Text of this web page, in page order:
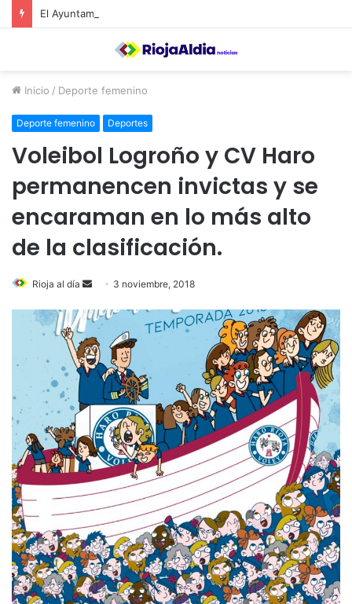
Inicio / Deporte femenino
Deporte femenino Deportes
Voleibol Logroño y CV Haro
permanencen invictas y se
encaraman en lo más alto
de la clasificación.
Rioja al día
n
d
a
m
a
i
l
3 noviembre, 2018